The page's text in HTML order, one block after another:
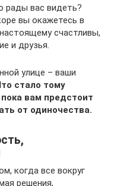
рады вас видеть?
вы окажетесь в
счастливы,
и друзья.
улице – ваши
стало тому
вам предстоит
от одиночества.
когда все вокруг
решения,